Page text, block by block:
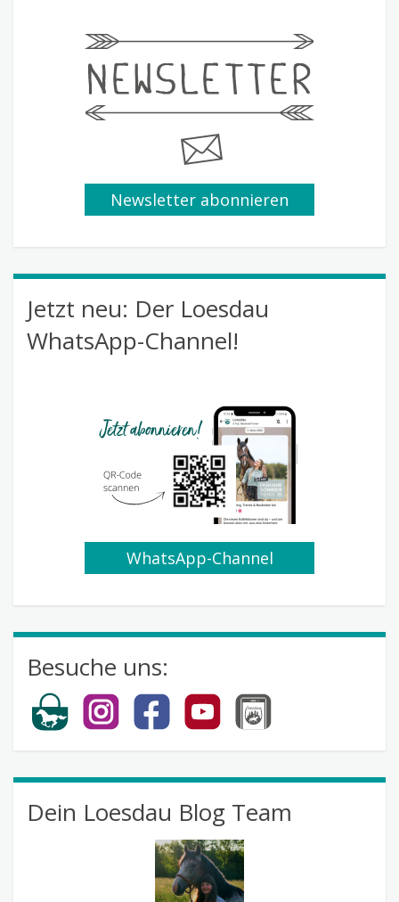
Newsletter abonnieren
Jetzt neu: Der Loesdau
WhatsApp-Channel!
WhatsApp-Channel
Besuche uns:
Dein Loesdau Blog Team